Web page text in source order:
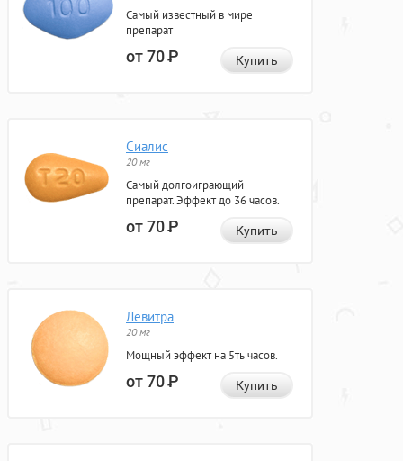
Самый известный в мире
препарат
от 70Р Купить
Сиалис
20 мг
Самый долгоиграющий
препарат. Эффект до 36 часов.
от 70Р Купить
Левитра
20 мг
Мощный эффект на 5ть часов.
от 70Р Купить